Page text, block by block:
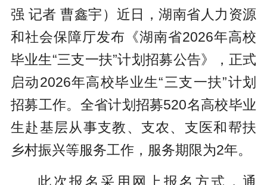
强 记者 曹鑫宇）近日，湖南省人力资源
和社会保障厅发布《湖南省2026年高校
毕业生“三支一扶”计划招募公告》，正式
启动2026年高校毕业生“三支一扶”计划
招募工作。全省计划招募520名高校毕业
生赴基层从事支教、支农、支医和帮扶
乡村振兴等服务工作，服务期限为2年。
此次报名采用网上报名方式，通